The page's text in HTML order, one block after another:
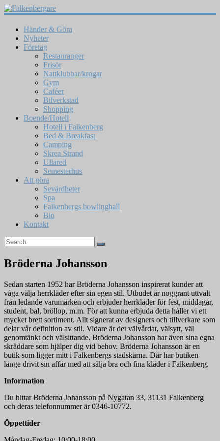
Händer & Göra
Nyheter
Företag
Restauranger
Frisör
Nattklubbar/krogar
Gym
Caféer
Bilverkstad
Shopping
Boende/Hotell
Hotell i Falkenberg
Bed & Breakfast
Camping
Skrea Strand
Ullared
Semesterhus
Att göra
Sevärdheter
Spa
Falkenbergs bowlinghall
Bio
Kontakt
Bröderna Johansson
Sedan starten 1952 har Bröderna Johansson inspirerat kunder att
våga välja herrkläder efter sin egen stil. Utbudet är noggrant uttvalt
från ledande varumärken och erbjuder herrkläder för fest, middagar,
student, bal, bröllop, m.m. För att kunna erbjuda detta håller vi ett
mycket brett sortiment. Allt signerat av designers och tillverkare som
delar vår definition av stil. Vidare är det välvårdat, välsytt, väl
genomtänkt och välsittande. Bröderna Johansson har även sina egna
skräddare som hjälper dig vid behov. Bröderna Johansson är en
butik som ligger mitt i Falkenbergs stadskärna. Där har butiken
länge drivit sin affär med att sälja bra och fina kläder i Falkenberg.
Information
Du hittar Bröderna Johansson på Nygatan 33, 31131 Falkenberg
och deras telefonnummer är 0346-10772.
Öppettider